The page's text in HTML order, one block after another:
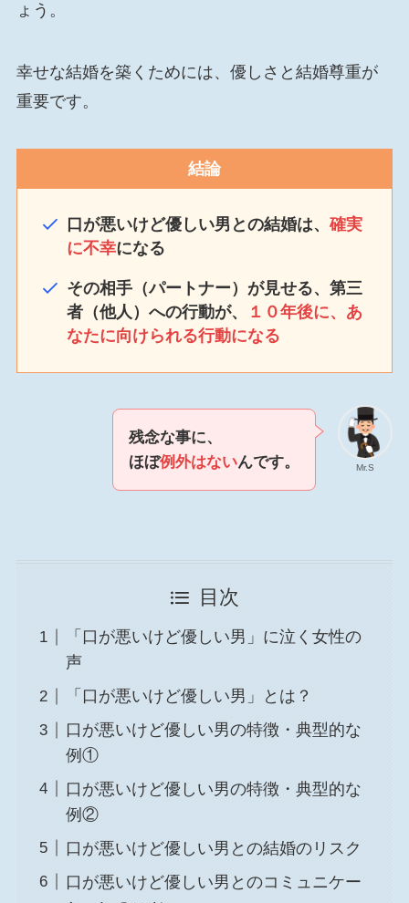
ょう。
幸せな結婚を築くためには、優しさと結婚尊重が
重要です。
結論
口が悪いけど優しい男との結婚は、 確実
に不幸になる
その相手（パートナー）が見せる、第三
者（他人）への行動が、
１０年後に、あ
なたに向けられる行動になる
Mr.S
残念な事に、
ほぼ例外はないんです。
目次
「口が悪いけど優しい男」に泣く女性の
声
「口が悪いけど優しい男」とは？
口が悪いけど優しい男の特徴・典型的な
例①
口が悪いけど優しい男の特徴・典型的な
例②
口が悪いけど優しい男との結婚のリスク
口が悪いけど優しい男とのコミュニケー